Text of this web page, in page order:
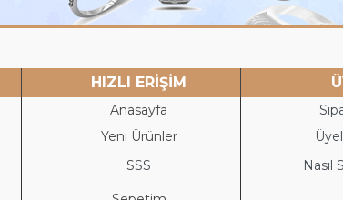
HIZLI ERİŞİM
Anasayfa
Yeni Ürünler
SSS Nasıl